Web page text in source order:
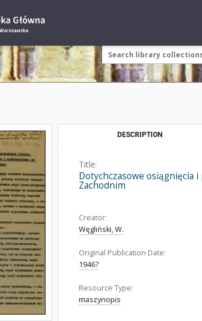
DESCRIPTION
Title:
Dotychczasowe osiągnięcia
Zachodnim
Creator:
Węgliński, W.
Original Publication Date:
1946?
Resource Type:
maszynopis